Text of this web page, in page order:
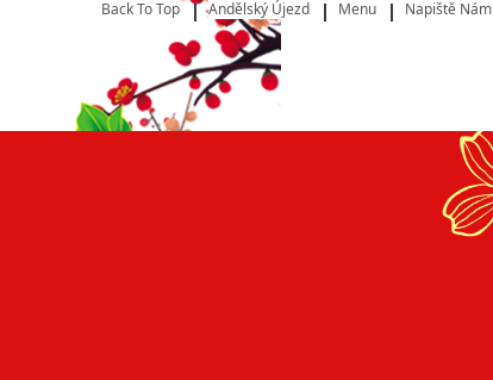
Back To Top Andělský Újezd Menu Napiště Nám